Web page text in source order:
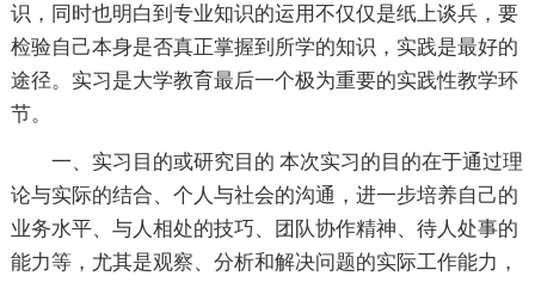
识，同时也明白到专业知识的运用不仅仅是纸上谈兵，要
检验自己本身是否真正掌握到所学的知识，实践是最好的
途径。实习是大学教育最后一个极为重要的实践性教学环
节。
一、实习目的或研究目的 本次实习的目的在于通过理
论与实际的结合、个人与社会的沟通，进一步培养自己的
业务水平、与人相处的技巧、团队协作精神、待人处事的
能力等，尤其是观察、分析和解决问题的实际工作能力，